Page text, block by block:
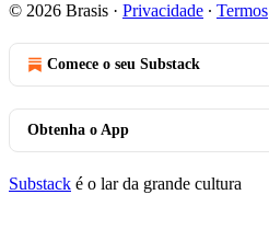
© 2026 Brasis · Privacidade ∙ Termos
Comece o seu Substack
Obtenha o App
Substack é o lar da grande cultura